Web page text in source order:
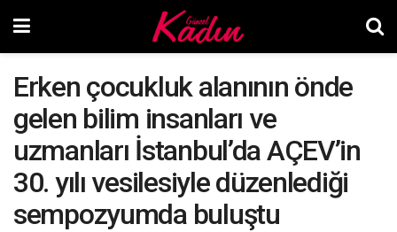
Erken çocukluk alanının önde
gelen bilim insanları ve
uzmanları İstanbul’da AÇEV’in
30. yılı vesilesiyle düzenlediği
sempozyumda buluştu